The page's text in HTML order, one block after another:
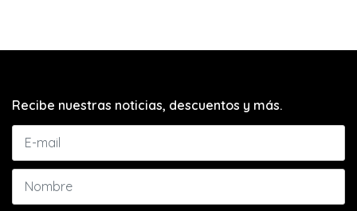
Recibe nuestras noticias, descuentos y más.